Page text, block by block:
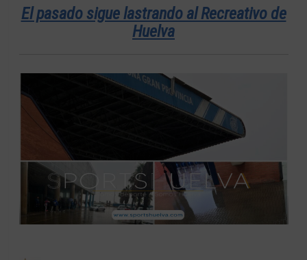
El pasado sigue lastrando al Recreativo de
Huelva